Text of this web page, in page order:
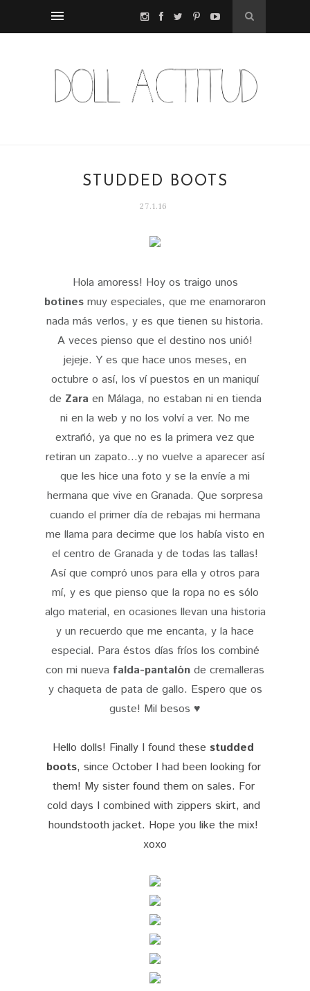
STUDDED BOOTS
27.1.16
Hola amoress! Hoy os traigo unos
botines muy especiales, que me enamoraron
nada más verlos, y es que tienen su historia.
A veces pienso que el destino nos unió!
jejeje. Y es que hace unos meses, en
octubre o así, los ví puestos en un maniquí
de Zara en Málaga, no estaban ni en tienda
ni en la web y no los volví a ver. No me
extrañó, ya que no es la primera vez que
retiran un zapato...y no vuelve a aparecer así
que les hice una foto y se la envíe a mi
hermana que vive en Granada. Que sorpresa
cuando el primer día de rebajas mi hermana
me llama para decirme que los había visto en
el centro de Granada y de todas las tallas!
Así que compró unos para ella y otros para
mí, y es que pienso que la ropa no es sólo
algo material, en ocasiones llevan una historia
y un recuerdo que me encanta, y la hace
especial. Para éstos días fríos los combiné
con mi nueva falda-pantalón de cremalleras
y chaqueta de pata de gallo. Espero que os
guste! Mil besos ♥
Hello dolls! Finally I found these studded
boots, since October I had been looking for
them! My sister found them on sales. For
cold days I combined with zippers skirt, and
houndstooth jacket. Hope you like the mix!
xoxo